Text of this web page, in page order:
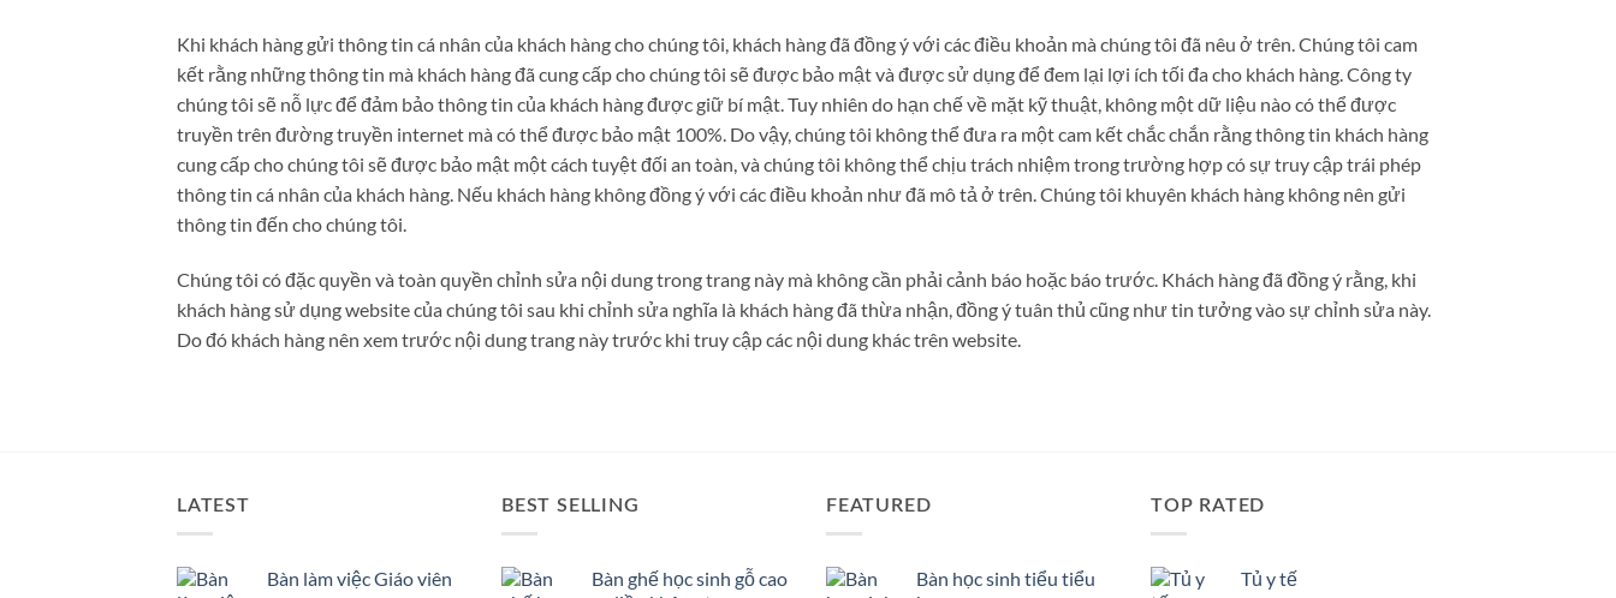
Khi khách hàng gửi thông tin cá nhân của khách hàng cho chúng tôi, khách hàng đã đồng ý với các điều khoản mà chúng tôi đã nêu ở trên. Chúng tôi cam
kết rằng những thông tin mà khách hàng đã cung cấp cho chúng tôi sẽ được bảo mật và được sử dụng để đem lại lợi ích tối đa cho khách hàng. Công ty
chúng tôi sẽ nỗ lực để đảm bảo thông tin của khách hàng được giữ bí mật. Tuy nhiên do hạn chế về mặt kỹ thuật, không một dữ liệu nào có thể được
truyền trên đường truyền internet mà có thể được bảo mật 100%. Do vậy, chúng tôi không thể đưa ra một cam kết chắc chắn rằng thông tin khách hàng
cung cấp cho chúng tôi sẽ được bảo mật một cách tuyệt đối an toàn, và chúng tôi không thể chịu trách nhiệm trong trường hợp có sự truy cập trái phép
thông tin cá nhân của khách hàng. Nếu khách hàng không đồng ý với các điều khoản như đã mô tả ở trên. Chúng tôi khuyên khách hàng không nên gửi
thông tin đến cho chúng tôi.
Chúng tôi có đặc quyền và toàn quyền chỉnh sửa nội dung trong trang này mà không cần phải cảnh báo hoặc báo trước. Khách hàng đã đồng ý rằng, khi
khách hàng sử dụng website của chúng tôi sau khi chỉnh sửa nghĩa là khách hàng đã thừa nhận, đồng ý tuân thủ cũng như tin tưởng vào sự chỉnh sửa này.
Do đó khách hàng nên xem trước nội dung trang này trước khi truy cập các nội dung khác trên website.
LATEST
Bàn làm việc Giáo viên
BEST SELLING
Bàn ghế học sinh gỗ cao
FEATURED
Bàn học sinh tiểu tiểu
TOP RATED
Tủ y tế